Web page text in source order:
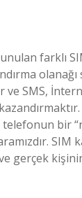
farklı
ve SMS,
bir
gerçek